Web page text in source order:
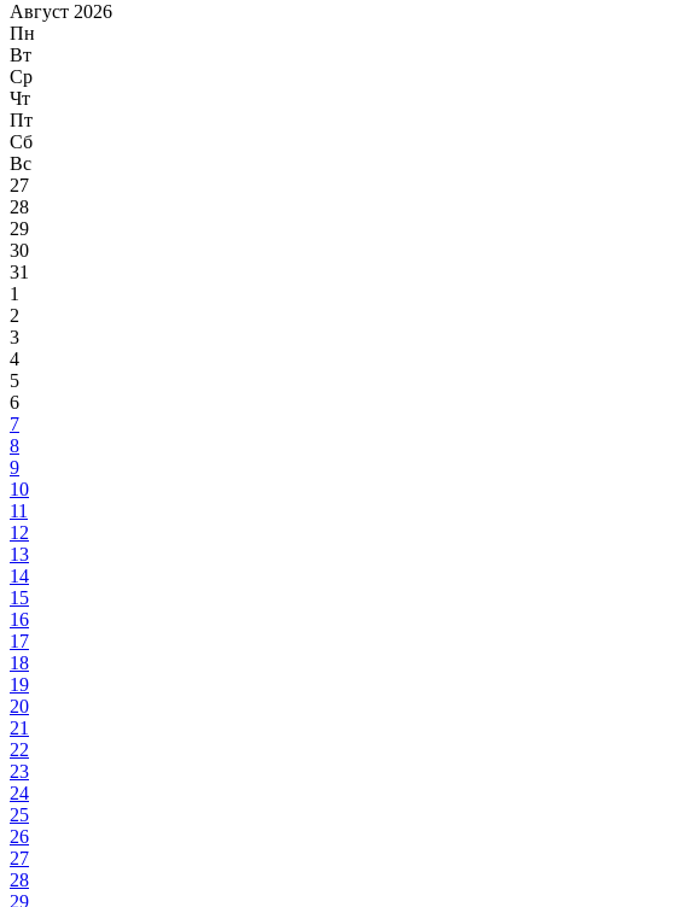
Август 2026
Пн
Вт
Ср
Чт
Пт
Сб
Вс
27
28
29
30
31
1
2
3
4
5
6
7
8
9
10
11
12
13
14
15
16
17
18
19
20
21
22
23
24
25
26
27
28
29